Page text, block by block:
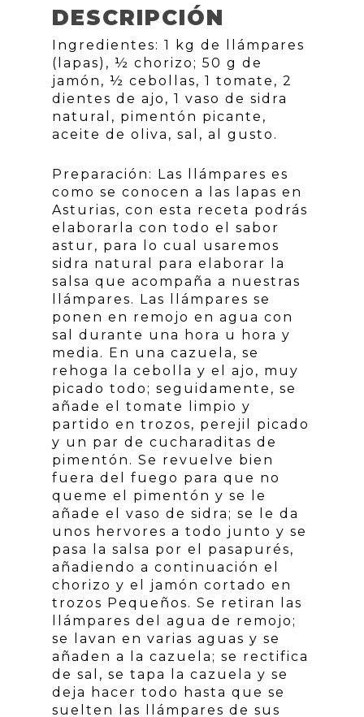
DESCRIPCIÓN
Ingredientes: 1 kg de llámpares
(lapas), ½ chorizo; 50 g de
jamón, ½ cebollas, 1 tomate, 2
dientes de ajo, 1 vaso de sidra
natural, pimentón picante,
aceite de oliva, sal, al gusto.
Preparación: Las llámpares es
como se conocen a las lapas en
Asturias, con esta receta podrás
elaborarla con todo el sabor
astur, para lo cual usaremos
sidra natural para elaborar la
salsa que acompaña a nuestras
llámpares. Las llámpares se
ponen en remojo en agua con
sal durante una hora u hora y
media. En una cazuela, se
rehoga la cebolla y el ajo, muy
picado todo; seguidamente, se
añade el tomate limpio y
partido en trozos, perejil picado
y un par de cucharaditas de
pimentón. Se revuelve bien
fuera del fuego para que no
queme el pimentón y se le
añade el vaso de sidra; se le da
unos hervores a todo junto y se
pasa la salsa por el pasapurés,
añadiendo a continuación el
chorizo y el jamón cortado en
trozos Pequeños. Se retiran las
llámpares del agua de remojo;
se lavan en varias aguas y se
añaden a la cazuela; se rectifica
de sal, se tapa la cazuela y se
deja hacer todo hasta que se
suelten las llámpares de sus